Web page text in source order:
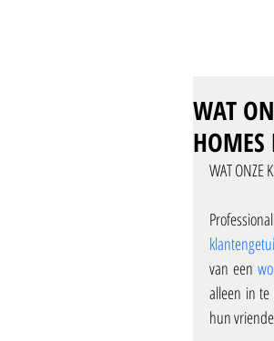
WAT
HOMES
WAT ONZE
van een
alleen in te
hun